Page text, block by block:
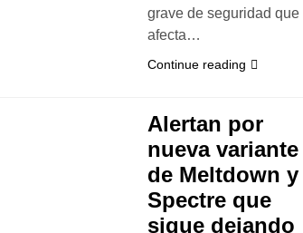
grave de seguridad que
afecta…
Continue reading
Alertan por
nueva variante
de Meltdown y
Spectre que
sigue dejando